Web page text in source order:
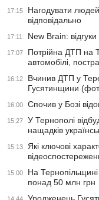
17:15
Нагодувати
відповідально
17:11 New Brain:
17:07
Потрійна ДТП на
автомобілі,
16:12
Вчинив ДТП у
Гусятинщини
16:00 Спочив у Бозі
15:27
У Тернополі
нащадків
15:13
Які ключові
15:00
На
понад 50 млн грн